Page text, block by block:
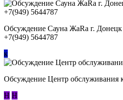
Обсуждение Сауна ЖаRa г. Донецк
+7(949) 5644787
к
Обсуждение Центр обслуживания
Н Н